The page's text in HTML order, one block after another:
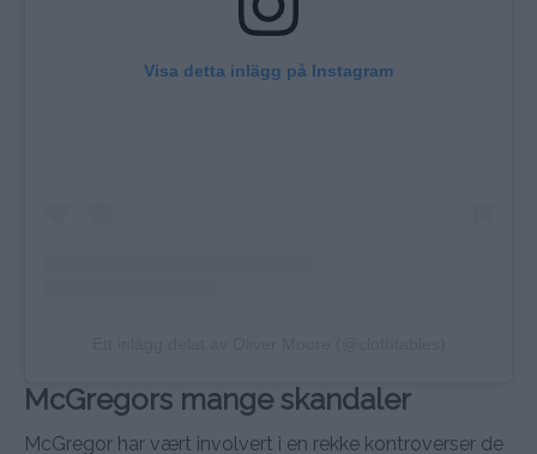
Visa detta inlägg på Instagram
McGregors mange skandaler
McGregor har vært involvert i en rekke kontroverser de